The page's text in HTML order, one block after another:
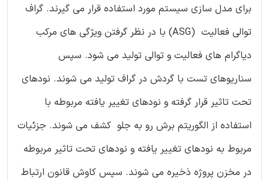
برای مدل سازی سیستم مورد استفاده قرار می گیرند. گراف
توالی فعالیت (ASG) با در نظر گرفتن ویژگی های مرکب
دیاگرام های فعالیت و توالی تولید می شود. سپس
سناریوهای تست با گردش در گراف تولید می شوند. نودهای
تحت تاثیر قرار گرفته و نودهای تغییر یافته مربوطه با
استفاده از الگوریتم برش رو به جلو کشف می شوند. جزئیات
مربوط به نودهای تغییر یافته و نودهای تحت تاثیر مربوطه
در مخزن پروژه ذخیره می شوند. سپس کاوش قانون ارتباط